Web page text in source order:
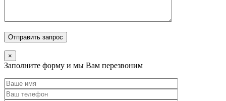
×
Заполните форму и мы Вам перезвоним